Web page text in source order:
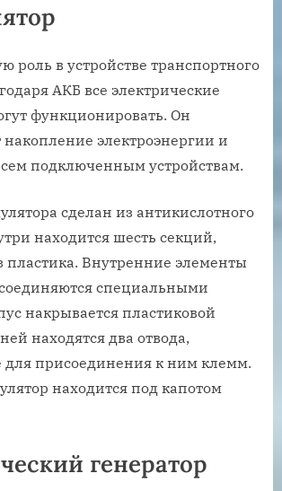
роль в устройстве транспортного
АКБ все электрические
функционировать. Он
накопление электроэнергии и
подключенным устройствам.
сделан из антикислотного
находится шесть секций,
пластика. Внутренние элементы
специальными
накрывается пластиковой
находятся два отвода,
присоединения к ним клемм.
находится под капотом
генератор